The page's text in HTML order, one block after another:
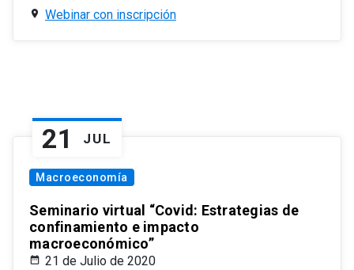
Webinar con inscripción
21 JUL
Macroeconomía
Seminario virtual “Covid: Estrategias de
confinamiento e impacto
macroeconómico”
21 de Julio de 2020